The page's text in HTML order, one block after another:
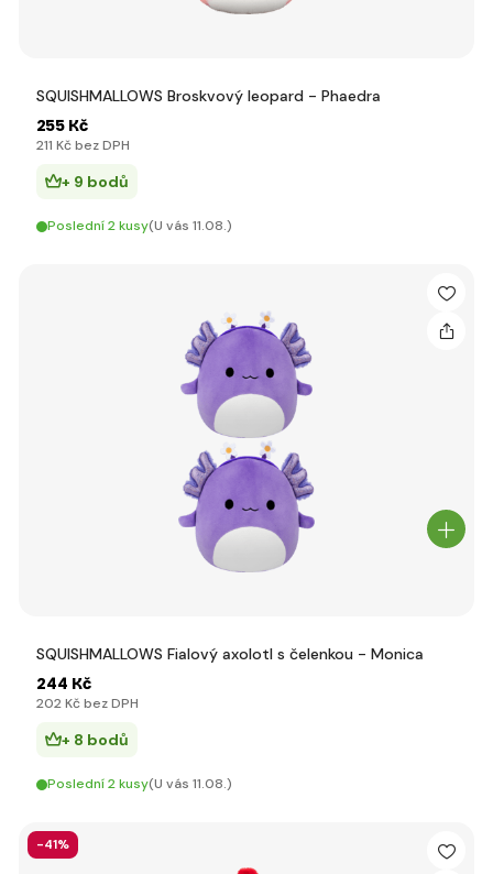
SQUISHMALLOWS Broskvový leopard - Phaedra
255 Kč
211 Kč bez DPH
+ 9 bodů
Poslední 2 kusy(U vás 11.08.)
SQUISHMALLOWS Fialový axolotl s čelenkou - Monica
244 Kč
202 Kč bez DPH
+ 8 bodů
Poslední 2 kusy(U vás 11.08.)
-41%